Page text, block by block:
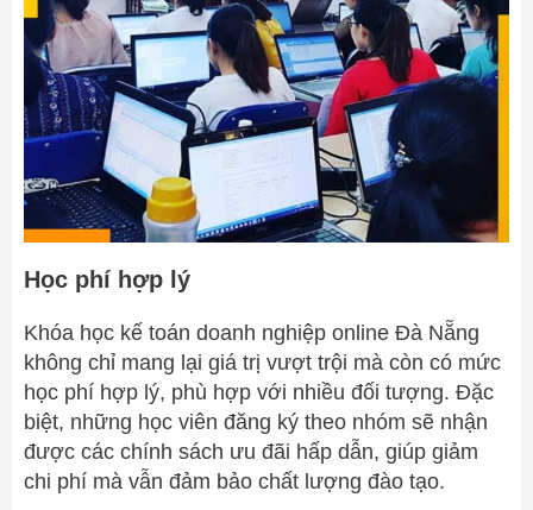
Học phí hợp lý
Khóa học kế toán doanh nghiệp online Đà Nẵng
không chỉ mang lại giá trị vượt trội mà còn có mức
học phí hợp lý, phù hợp với nhiều đối tượng. Đặc
biệt, những học viên đăng ký theo nhóm sẽ nhận
được các chính sách ưu đãi hấp dẫn, giúp giảm
chi phí mà vẫn đảm bảo chất lượng đào tạo.